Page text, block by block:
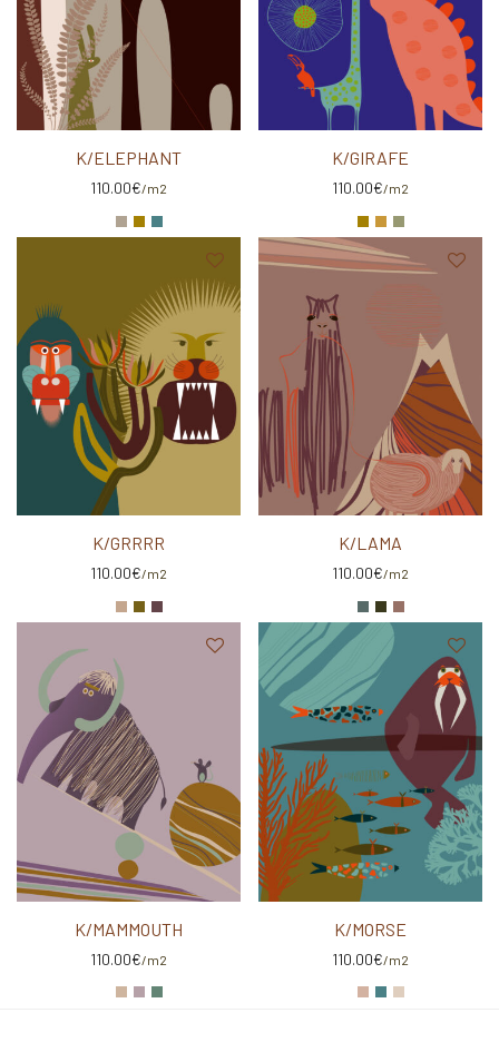
K/ELEPHANT
110.00€/m2
K/GIRAFE
110.00€/m2
K/GRRRR
110.00€/m2
K/LAMA
110.00€/m2
K/MAMMOUTH
110.00€/m2
K/MORSE
110.00€/m2